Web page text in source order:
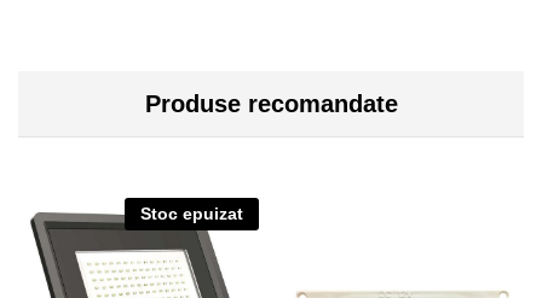
Produse recomandate
Stoc epuizat